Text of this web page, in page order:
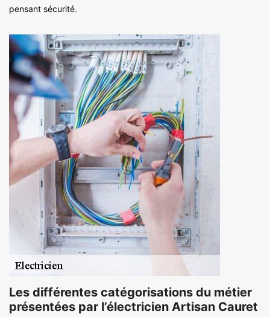
pensant sécurité.
Les différentes catégorisations du métier
présentées par l’électricien Artisan Cauret